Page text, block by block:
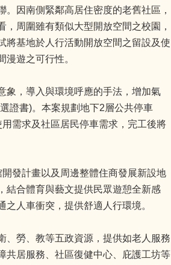
因南側緊鄰高居住密度的老舊社區，
周圍雖有類似大型開放空間之校園，
將基地於人行活動開放空間之留設及使
遊之可行性。
象，導入與環境呼應的手法，增加氣
證書)。本案規劃地下2層公共停車
需求及社區居民停車需求，完工後將
發計畫以及周邊整體住商發展新設地
結合體育與藝文提供民眾遊憩全新感
人車衝突，提供舒適人行環境。
、勞、教等五政資源，提供如老人服務
共居服務、社區復健中心、庇護工坊等